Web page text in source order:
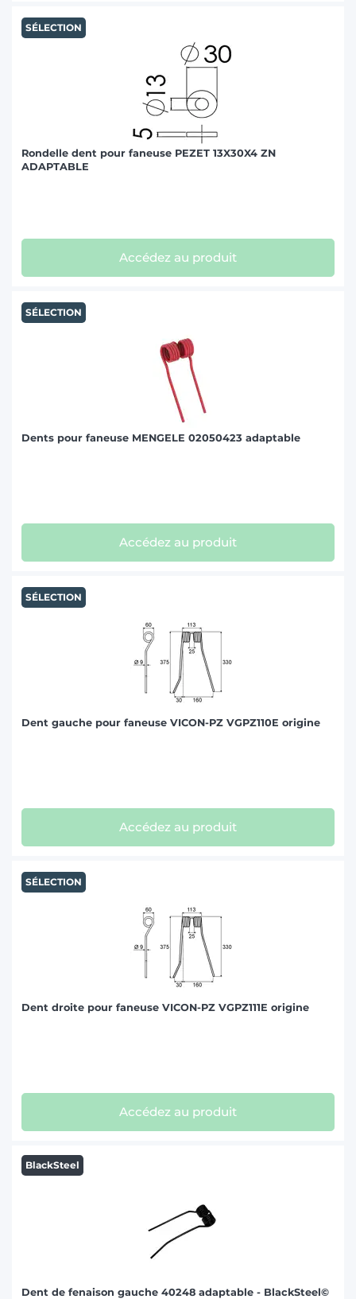
SÉLECTION
Rondelle dent pour faneuse PEZET 13X30X4 ZN
ADAPTABLE
Accédez au produit
SÉLECTION
Dents pour faneuse MENGELE 02050423 adaptable
Accédez au produit
SÉLECTION
Dent gauche pour faneuse VICON-PZ VGPZ110E origine
Accédez au produit
SÉLECTION
Dent droite pour faneuse VICON-PZ VGPZ111E origine
Accédez au produit
BlackSteel
Dent de fenaison gauche 40248 adaptable - BlackSteel©